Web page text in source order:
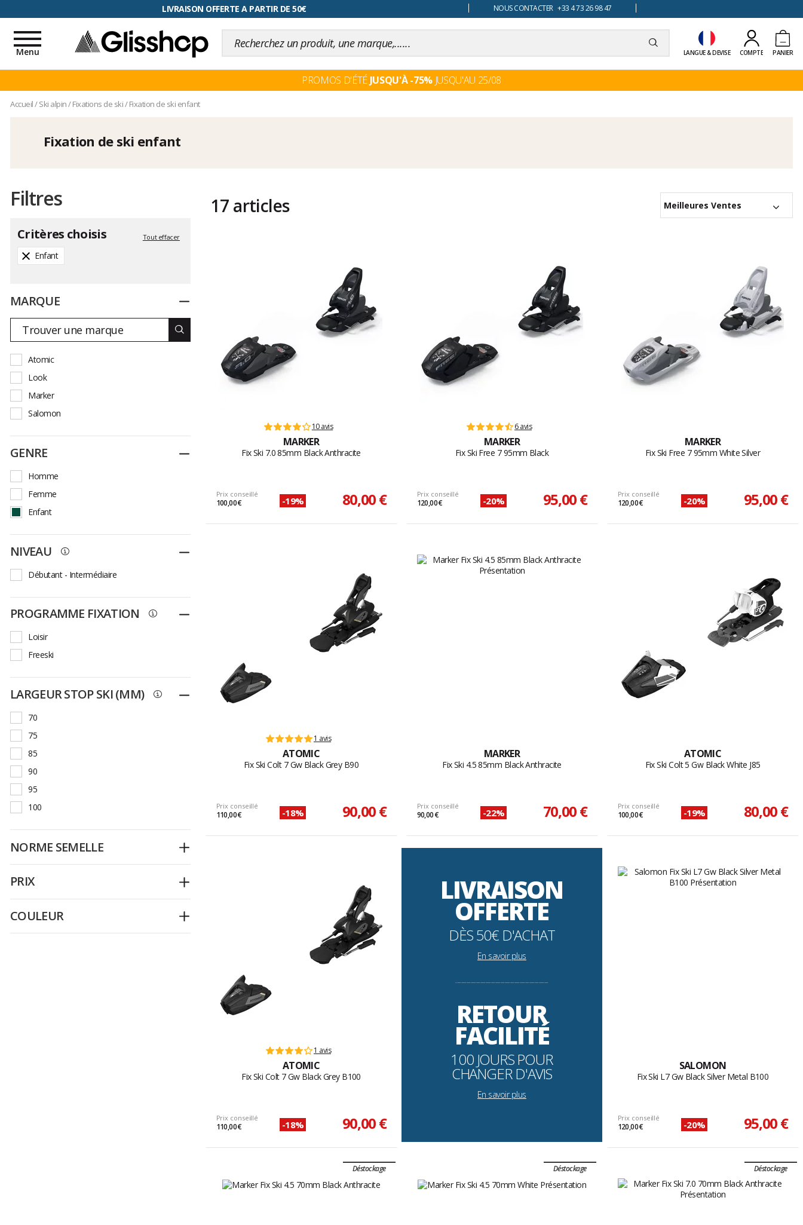
LIVRAISON OFFERTE A PARTIR DE 50€
RETOUR FACILITÉ, 100 jours pour changer d'avis NOUS CONTACTER +33 4 73 26 98 47
LANGUE & DEVISE COMPTE PANIER
Toggle
navigation
Menu
PROMOS D'ÉTÉ JUSQU'À -75%JUSQU'AU 25/08
Accueil/Ski alpin/Fixations de ski/Fixation de ski enfant
Fixation de ski enfant
Filtres
Critères choisis Tout effacer
Enfant
MARQUE Replier
Atomic
Look
Marker
Salomon
GENRE Replier
Homme
Femme
Enfant
NIVEAU Replier
Débutant - Intermédiaire
PROGRAMME FIXATION Replier
Loisir
Freeski
LARGEUR STOP SKI (MM) Replier
70
75
85
90
95
100
NORME SEMELLE Déplier
PRIX Déplier
COULEUR Déplier
17 articles Meilleures Ventes
10 avis
MARKER
Fix Ski 7.0 85mm Black Anthracite
Prix conseillé
100,00 € -19% 80,00 €
6 avis
MARKER
Fix Ski Free 7 95mm Black
Prix conseillé
120,00 € -20% 95,00 €
MARKER
Fix Ski Free 7 95mm White Silver
Prix conseillé
120,00 € -20% 95,00 €
1 avis
ATOMIC
Fix Ski Colt 7 Gw Black Grey B90
Prix conseillé
110,00 € -18% 90,00 €
MARKER
Fix Ski 4.5 85mm Black Anthracite
Prix conseillé
90,00 € -22% 70,00 €
ATOMIC
Fix Ski Colt 5 Gw Black White J85
Prix conseillé
100,00 € -19% 80,00 €
1 avis
ATOMIC
Fix Ski Colt 7 Gw Black Grey B100
Prix conseillé
110,00 € -18% 90,00 €
LIVRAISON
OFFERTE
DÈS 50€ D'ACHAT
En savoir plus
--------------------------------------------------------------------
RETOUR
FACILITÉ
100 JOURS POUR
CHANGER D'AVIS
En savoir plus
SALOMON
Fix Ski L7 Gw Black Silver Metal B100
Prix conseillé
120,00 € -20% 95,00 €
Déstockage Déstockage Déstockage